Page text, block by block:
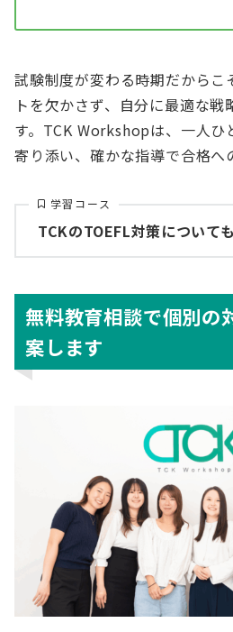
試験制度が変わる時期だからこ
トを欠かさず、自分に最適な
す。TCK Workshopは、一人ひ
寄り添い、確かな指導で合格へ
学習コース
TCKのTOEFL対策について
無料教育相談で個別の
案します